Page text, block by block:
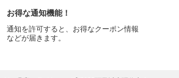
お得な通知機能！
通知を許可すると、お得なクーポン情報
などが届きます。